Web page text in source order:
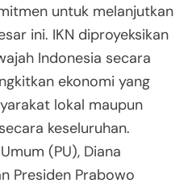
untuk melanjutkan
ini. IKN diproyeksikan
Indonesia secara
ekonomi yang
lokal maupun
keseluruhan.
(PU), Diana
Presiden Prabowo